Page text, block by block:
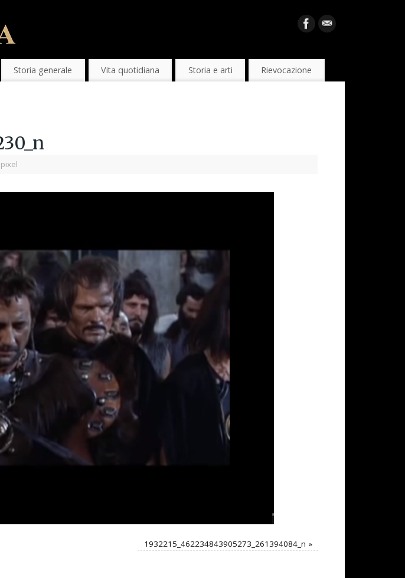
Storia generale Vita quotidiana Storia e arti Rievocazione
pixel
1932215_462234843905273_261394084_n »